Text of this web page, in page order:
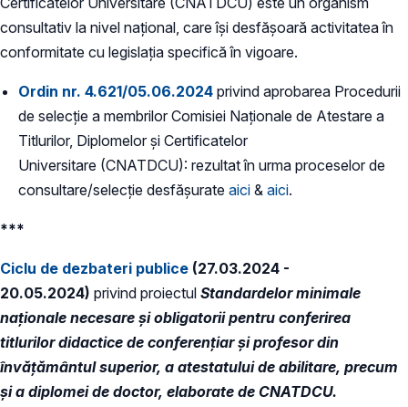
consultativ la nivel naţional, care își desfăşoară activitatea în
conformitate cu legislația specifică în vigoare.
Ordin nr. 4.621/05.06.2024 privind aprobarea Procedurii
de selecție a membrilor Comisiei Naționale de Atestare a
Titlurilor, Diplomelor și Certificatelor
Universitare (CNATDCU): rezultat în urma proceselor de
consultare/selecție desfășurate aici & aici.
***
Ciclu de dezbateri publice (27.03.2024 -
20.05.2024) privind proiectul Standardelor minimale
naționale necesare și obligatorii pentru conferirea
titlurilor didactice de conferențiar și profesor din
învățământul superior, a atestatului de abilitare, precum
și a diplomei de doctor, elaborate de CNATDCU.